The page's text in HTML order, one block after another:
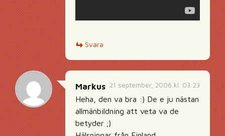
Svara
21 september, 2006 kl. 03:23
Markus
Heha, den va bra :) De e ju nästan
allmänbildning att veta va de
betyder ;)